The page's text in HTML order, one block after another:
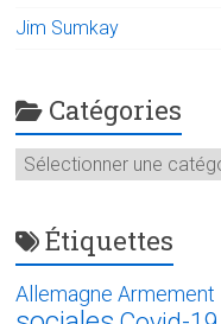
Jim Sumkay
Catégories
Catégories
Étiquettes
Allemagne Armement